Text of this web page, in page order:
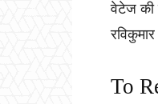
वेटेज की
To